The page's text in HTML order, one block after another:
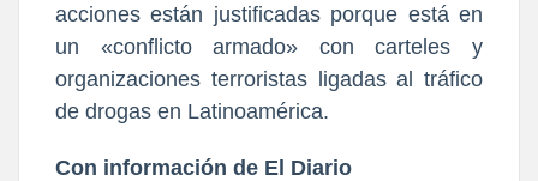
acciones están justificadas porque está en
un «conflicto armado» con carteles y
organizaciones terroristas ligadas al tráfico
de drogas en Latinoamérica.
Con información de El Diario